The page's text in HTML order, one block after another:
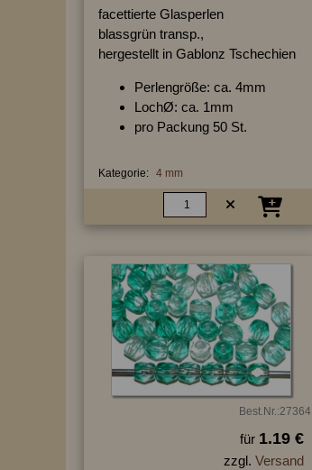
facettierte Glasperlen
blassgrün transp.,
hergestellt in Gablonz Tschechien
Perlengröße: ca. 4mm
LochØ: ca. 1mm
pro Packung 50 St.
Kategorie: 4 mm
Best.Nr.:27364
für 1.19 €
zzgl. Versand